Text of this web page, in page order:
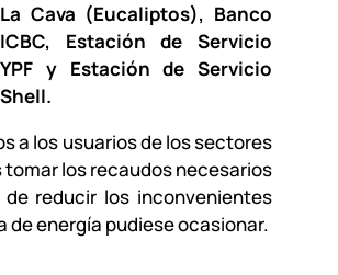
La Cava (Eucaliptos), Banco
ICBC, Estación de Servicio
YPF y Estación de Servicio
Shell.
a los usuarios de los sectores
los recaudos necesarios
reducir los inconvenientes
de energía pudiese ocasionar.